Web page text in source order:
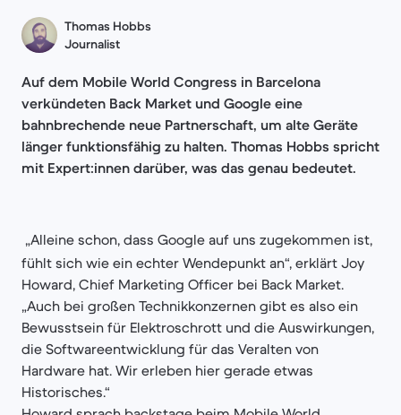
Thomas Hobbs
Journalist
Auf dem Mobile World Congress in Barcelona
verkündeten Back Market und Google eine
bahnbrechende neue Partnerschaft, um alte Geräte
länger funktionsfähig zu halten. Thomas Hobbs spricht
mit Expert:innen darüber, was das genau bedeutet.
„Alleine schon, dass Google auf uns zugekommen ist,
fühlt sich wie ein echter Wendepunkt an“, erklärt Joy
Howard, Chief Marketing Officer bei Back Market.
„Auch bei großen Technikkonzernen gibt es also ein
Bewusstsein für Elektroschrott und die Auswirkungen,
die Softwareentwicklung für das Veralten von
Hardware hat. Wir erleben hier gerade etwas
Historisches.“